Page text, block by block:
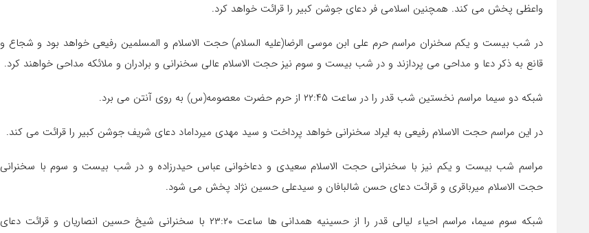
واعظی پخش می کند. همچنین اسلامی فر دعای جوشن کبیر را قرائت خواهد کرد.
در شب بیست و یکم سخنران مراسم حرم علی ابن موسی الرضا(علیه السلام) حجت الاسلام و المسلمین رفیعی خواهد بود و شجاع و
قانع به ذکر دعا و مداحی می پردازند و در شب بیست و سوم نیز حجت الاسلام عالی سخنرانی و برادران و ملائکه مداحی خواهند کرد.
شبکه دو سیما مراسم نخستین شب قدر را در ساعت ۲۲:۴۵ از حرم حضرت معصومه(س) به روی آنتن می برد.
در این مراسم حجت الاسلام رفیعی به ایراد سخنرانی خواهد پرداخت و سید مهدی میرداماد دعای شریف جوشن کبیر را قرائت می کند.
مراسم شب بیست و یکم نیز با سخنرانی حجت الاسلام سعیدی و دعاخوانی عباس حیدرزاده و در شب بیست و سوم با سخنرانی
حجت الاسلام میرباقری و قرائت دعای حسن شالبافان و سیدعلی حسین نژاد پخش می شود.
شبکه سوم سیما، مراسم احیاء لیالی قدر را از حسینیه همدانی ها ساعت ۲۳:۲۰ با سخنرانی شیخ حسین انصاریان و قرائت دعای